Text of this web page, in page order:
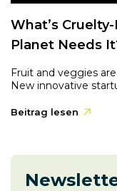
What’s
Planet Needs
Fruit and veggies
New innovative
Beitrag lesen